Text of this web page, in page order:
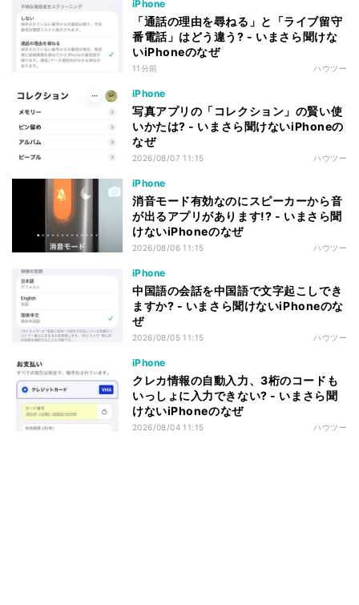
iPhone
「通話の理由を尋ねる」と「ライブ留守
番電話」はどう違う? - いまさら聞けな
いiPhoneのなぜ
11分前 ハウツー
iPhone
写真アプリの「コレクション」の賢い使
いかたは? - いまさら聞けないiPhoneの
なぜ
2026/08/07 11:15 ハウツー
iPhone
消音モード有効なのにスピーカーから音
が出るアプリがあります!? - いまさら聞
けないiPhoneのなぜ
2026/08/06 11:15 ハウツー
iPhone
中国語の会話を中国語で文字起こしでき
ますか? - いまさら聞けないiPhoneのな
ぜ
2026/08/05 11:15 ハウツー
iPhone
クレカ情報の自動入力、3桁のコードも
いっしょに入力できない? - いまさら聞
けないiPhoneのなぜ
2026/08/04 11:15 ハウツー